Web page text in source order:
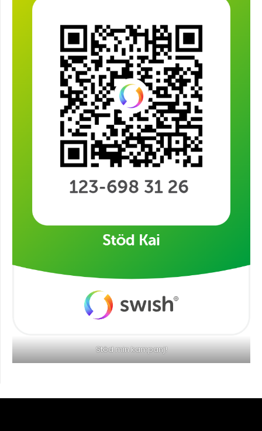
Stöd min kampanj!